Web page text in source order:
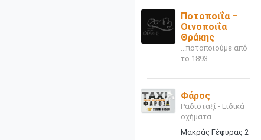
Ποτοποιΐα –
Οινοποιΐα
Θράκης
...ποτοποιούμε από
το 1893
Φάρος
Ραδιοταξί - Ειδικά
οχήματα
Μακράς Γέφυρας 2